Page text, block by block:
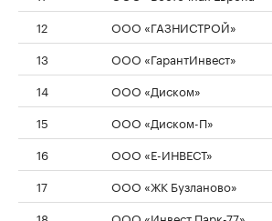
12
ООО «ГАЗНИСТРОЙ»
13
ООО «ГарантИнвест»
14
ООО «Диском»
15
ООО «Диском-П»
16
ООО «Е-ИНВЕСТ»
17
ООО «ЖК Бузланово»
18
ООО «Инвест Парк-77»